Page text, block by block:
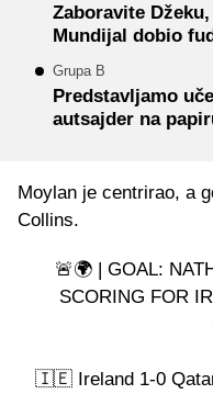
Zaboravite
Mundijal dobio
Grupa B
Predstavljamo
autsajder na
Moylan je centrirao, a
Collins.
🚨🌍 | GOAL:
SCORING FOR
🇮🇪 Ireland 1-0